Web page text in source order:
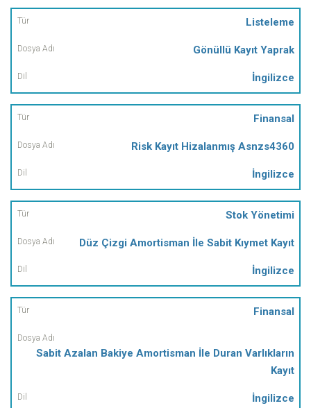
Listeleme
Gönüllü Kayıt Yaprak
İngilizce
Finansal
Risk Kayıt Hizalanmış Asnzs4360
İngilizce
Stok Yönetimi
Düz Çizgi Amortisman İle Sabit Kıymet Kayıt
İngilizce
Finansal
Sabit Azalan Bakiye Amortisman İle Duran Varlıkların
Kayıt
İngilizce